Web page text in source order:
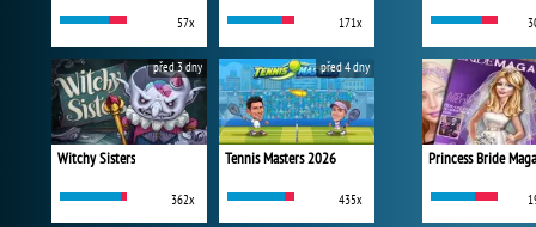
57x 171x
Witchy Sisters
362x
před 3 dny
Tennis Masters 2026
435x
před 4 dny
Princess Bride